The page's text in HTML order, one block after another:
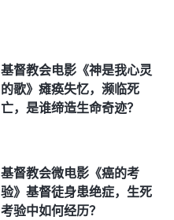
基督教会电影《神是我心灵
的歌》瘫痪失忆，濒临死
亡，是谁缔造生命奇迹？
基督教会微电影《癌的考
验》基督徒身患绝症，生死
考验中如何经历？